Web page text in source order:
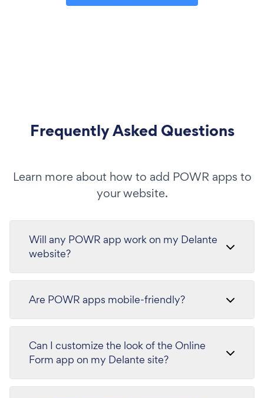
Frequently Asked Questions
Learn more about how to add POWR apps to
your website.
Will any POWR app work on my Delante
website?
Are POWR apps mobile-friendly?
Can I customize the look of the Online
Form app on my Delante site?